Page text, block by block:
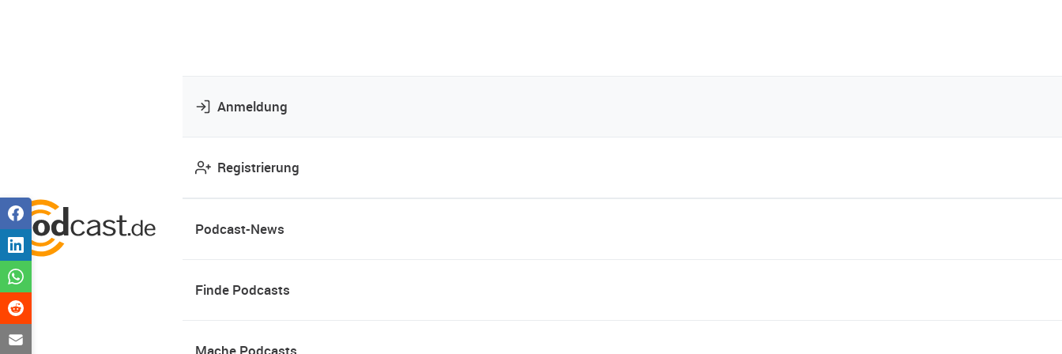
Anmeldung
Registrierung
Podcast-News
Finde Podcasts